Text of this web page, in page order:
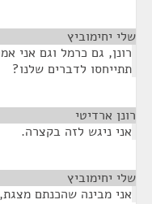
שלי יחימוביץ
רונן, גם כרמל וגם אני
תתייחסו לדברים שלנו?
רונן ארדיטי
אני ניגש לזה בקצרה.
שלי יחימוביץ
אני מבינה שהכנתם